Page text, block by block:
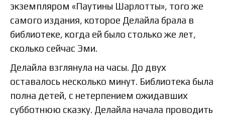
экземпляром «Паутины Шарлотты», того же
самого издания, которое Делайла брала в
библиотеке, когда ей было столько же лет,
сколько сейчас Эми.
Делайла взглянула на часы. До двух
оставалось несколько минут. Библиотека была
полна детей, с нетерпением ожидавших
субботнюю сказку. Делайла начала проводить